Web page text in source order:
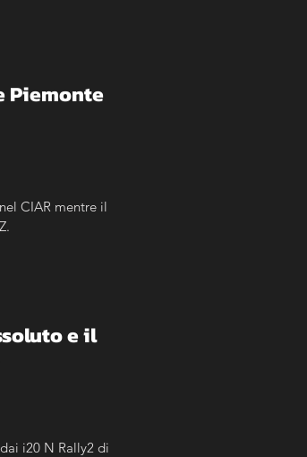
Piemonte
CIAR mentre il
e il
i20 N Rally2 di